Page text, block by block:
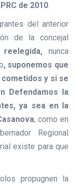
de 2010.
del anterior
de la concejal
reelegida,nunca
, suponemos que
y si se
Defendamos la
ya sea en la
, como en
Regional
existe para que
propugnen la